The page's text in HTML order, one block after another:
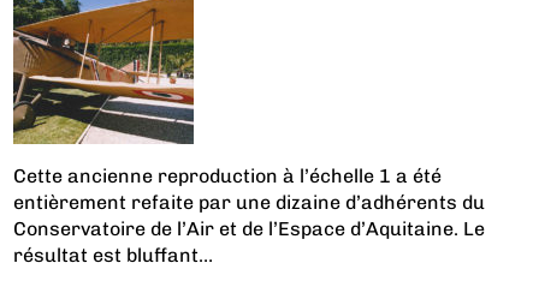
Cette ancienne reproduction à l’échelle 1 a été
entièrement refaite par une dizaine d’adhérents du
Conservatoire de l’Air et de l’Espace d’Aquitaine. Le
résultat est bluffant…